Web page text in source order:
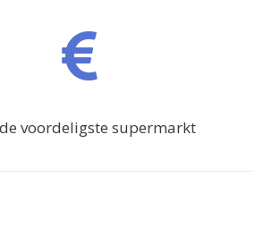
voordeligste supermarkt